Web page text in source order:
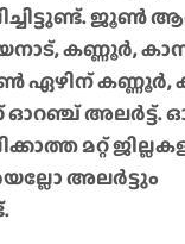
ജൂൺ
കണ്ണൂർ,
ഏഴിന്
ഓറഞ്ച് അലർട്ട്.
മറ്റ്
അലർട്ടും